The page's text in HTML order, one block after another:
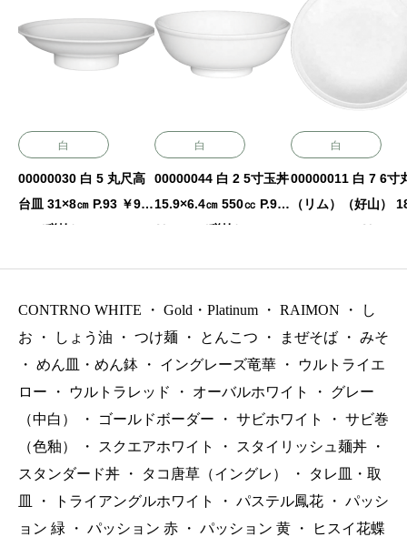
白
00000030 白 5 丸尺高
台皿 31×8㎝ P.93 ￥90
00（税抜）
白
00000044 白 2 5寸玉丼
15.9×6.4㎝ 550㏄ P.90
￥1650（税抜）
白
00000011 白 7 6寸
（リム）（好山）
×2.7㎝ P.95 ￥1500
CONTRNO WHITE ・ Gold・Platinum ・ RAIMON ・
し
お
・ しょう油 ・ つけ麺 ・ とんこつ ・ まぜそば ・ みそ
・ めん皿・めん鉢 ・ イングレーズ竜華 ・
ウルトライエ
ロー
・ ウルトラレッド ・ オーバルホワイト ・
グレー
（中白）
・ ゴールドボーダー ・ サビホワイト ・ サビ巻
（色釉）
・ スクエアホワイト ・ スタイリッシュ麺丼
・
スタンダード丼
・ タコ唐草（イングレ） ・
タレ皿・取
皿
・ トライアングルホワイト ・ パステル鳳花 ・ パッシ
ョン 緑
・ パッション 赤 ・ パッション 黄 ・
ヒスイ花蝶